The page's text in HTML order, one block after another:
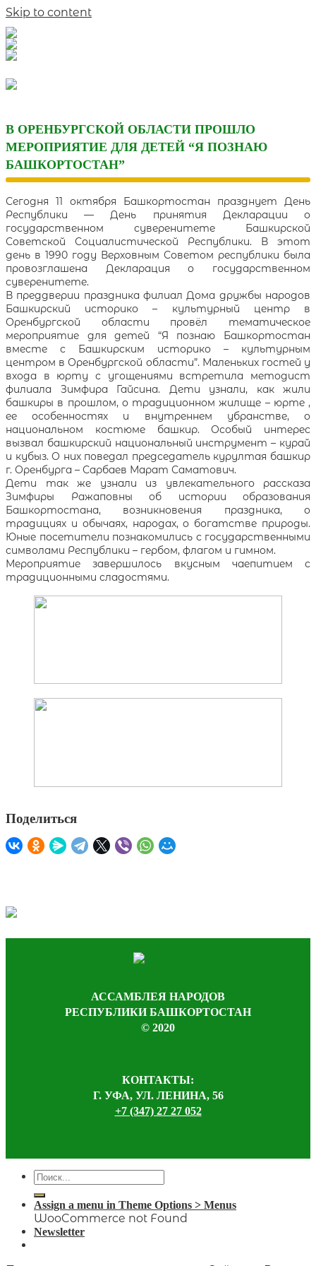
Skip to content
В ОРЕНБУРГСКОЙ ОБЛАСТИ ПРОШЛО
МЕРОПРИЯТИЕ ДЛЯ ДЕТЕЙ “Я ПОЗНАЮ
БАШКОРТОСТАН”
Сегодня 11 октября Башкортостан празднует День
Республики — День принятия Декларации о
государственном суверенитете Башкирской
Советской Социалистической Республики. В этот
день в 1990 году Верховным Советом республики была
провозглашена Декларация о государственном
суверенитете.
В преддверии праздника филиал Дома дружбы народов
Башкирский историко – культурный центр в
Оренбургской области провёл тематическое
мероприятие для детей “Я познаю Башкортостан
вместе с Башкирским историко – культурным
центром в Оренбургской области”. Маленьких гостей у
входа в юрту с угощениями встретила методист
филиала Зимфира Гайсина. Дети узнали, как жили
башкиры в прошлом, о традиционном жилище – юрте ,
ее особенностях и внутреннем убранстве, о
национальном костюме башкир. Особый интерес
вызвал башкирский национальный инструмент – курай
и кубыз. О них поведал председатель курултая башкир
г. Оренбурга – Сарбаев Марат Саматович.
Дети так же узнали из увлекательного рассказа
Зимфиры Ражаповны об истории образования
Башкортостана, возникновения праздника, о
традициях и обычаях, народах, о богатстве природы.
Юные посетители познакомились с государственными
символами Республики – гербом, флагом и гимном.
Мероприятие завершилось вкусным чаепитием с
традиционными сладостями.
Поделиться
АССАМБЛЕЯ НАРОДОВ
РЕСПУБЛИКИ БАШКОРТОСТАН
© 2020
КОНТАКТЫ:
Г. УФА, УЛ. ЛЕНИНА, 56
+7 (347) 27 27 052
Assign a menu in Theme Options > Menus
WooCommerce not Found
Newsletter